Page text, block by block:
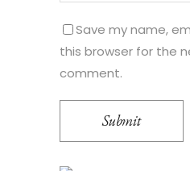
Save my name,
this browser for the
comment.